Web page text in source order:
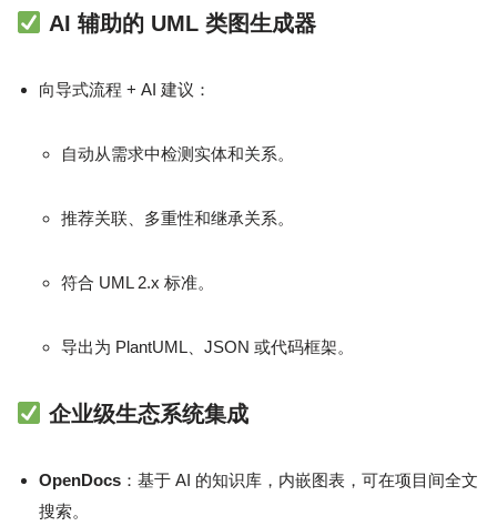
AI 辅助的 UML 类图生成器
向导式流程 + AI 建议：
自动从需求中检测实体和关系。
推荐关联、多重性和继承关系。
符合 UML 2.x 标准。
导出为 PlantUML、JSON 或代码框架。
企业级生态系统集成
OpenDocs ：基于 AI 的知识库，内嵌图表，可在项目间全文
搜索。